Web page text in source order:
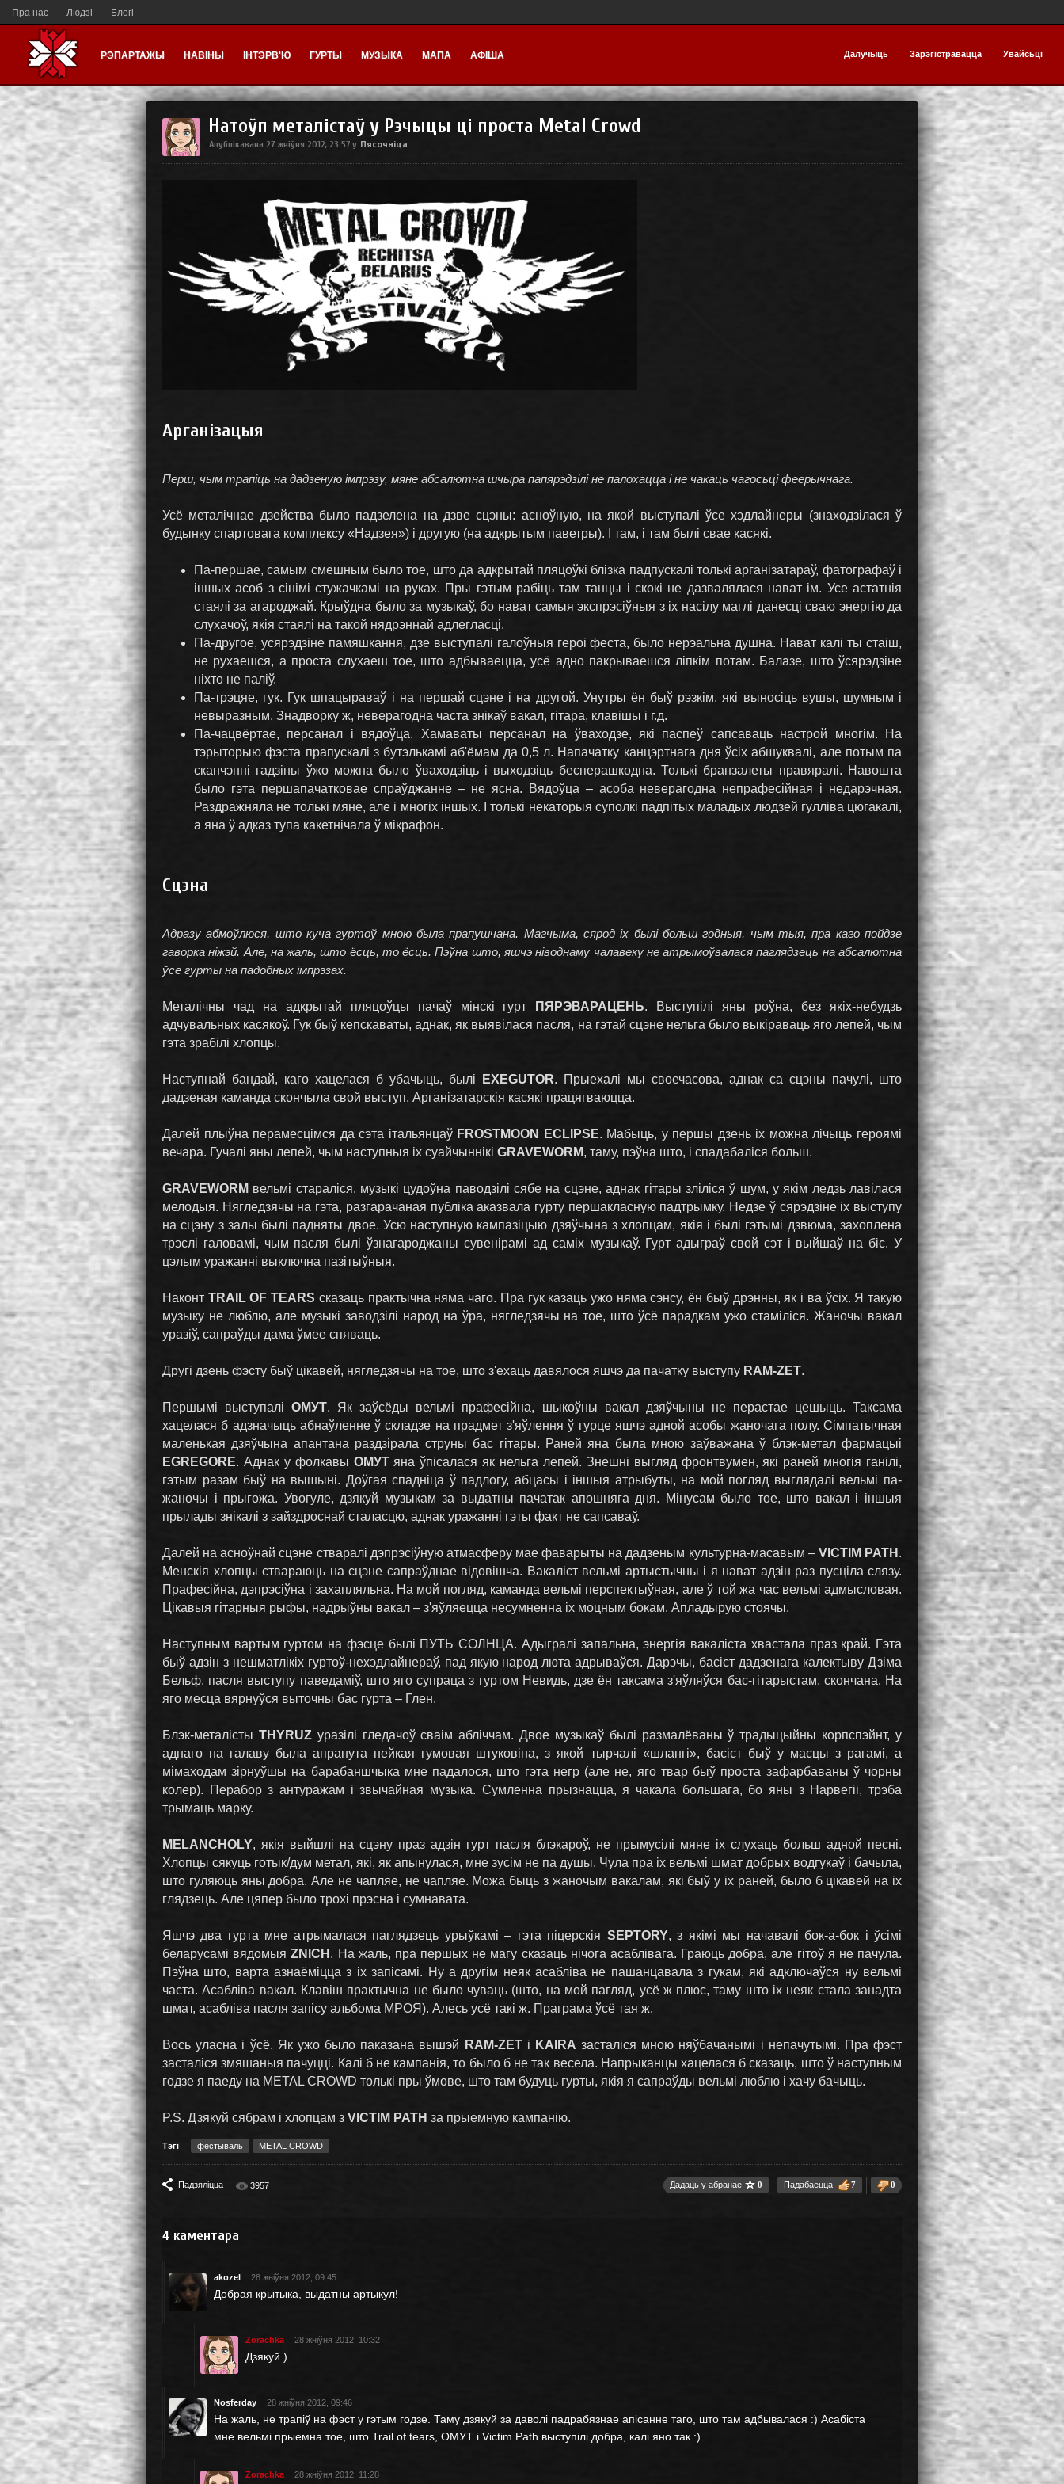
Пра нас Людзі Блогі
Далучыць Зарэгістравацца Увайсьці
РЭПАРТАЖЫ НАВІНЫ ІНТЭРВ'Ю ГУРТЫ МУЗЫКА МАПА АФІША
Натоўп металістаў у Рэчыцы ці проста Metal Crowd
Апублікавана 27 жніўня 2012, 23:57 у Пясочніца
Арганізацыя
Перш, чым трапіць на дадзеную імпрэзу, мяне абсалютна шчыра папярэдзілі не палохацца і не чакаць чагосьці феерычнага.
Усё металічнае дзейства было падзелена на дзве сцэны: асноўную, на якой выступалі ўсе хэдлайнеры (знаходзілася ў
будынку спартовага комплексу «Надзея») і другую (на адкрытым паветры). І там, і там былі свае касякі.
Па-першае, самым смешным было тое, што да адкрытай пляцоўкі блізка падпускалі толькі арганізатараў, фатографаў і
іншых асоб з сінімі стужачкамі на руках. Пры гэтым рабіць там танцы і скокі не дазвалялася нават ім. Усе астатнія
стаялі за агароджай. Крыўдна было за музыкаў, бо нават самыя экспрэсіўныя з іх насілу маглі данесці сваю энергію да
слухачоў, якія стаялі на такой нядрэннай адлегласці.
Па-другое, усярэдзіне памяшкання, дзе выступалі галоўныя героі феста, было нерэальна душна. Нават калі ты стаіш,
не рухаешся, а проста слухаеш тое, што адбываецца, усё адно пакрываешся ліпкім потам. Балазе, што ўсярэдзіне
ніхто не паліў.
Па-трэцяе, гук. Гук шпацыраваў і на першай сцэне і на другой. Унутры ён быў рэзкім, які выносіць вушы, шумным і
невыразным. Знадворку ж, неверагодна часта знікаў вакал, гітара, клавішы і г.д.
Па-чацвёртае, персанал і вядоўца. Хамаваты персанал на ўваходзе, які паспеў сапсаваць настрой многім. На
тэрыторыю фэста прапускалі з бутэлькамі аб'ёмам да 0,5 л. Напачатку канцэртнага дня ўсіх абшуквалі, але потым па
сканчэнні гадзіны ўжо можна было ўваходзіць і выходзіць бесперашкодна. Толькі бранзалеты правяралі. Навошта
было гэта першапачатковае спраўджанне – не ясна. Вядоўца – асоба неверагодна непрафесійная і недарэчная.
Раздражняла не толькі мяне, але і многіх іншых. І толькі некаторыя суполкі падпітых маладых людзей гулліва цюгакалі,
а яна ў адказ тупа какетнічала ў мікрафон.
Сцэна
Адразу абмоўлюся, што куча гуртоў мною была прапушчана. Магчыма, сярод іх былі больш годныя, чым тыя, пра каго пойдзе
гаворка ніжэй. Але, на жаль, што ёсць, то ёсць. Пэўна што, яшчэ ніводнаму чалавеку не атрымоўвалася паглядзець на абсалютна
ўсе гурты на падобных імпрэзах.
Металічны чад на адкрытай пляцоўцы пачаў мінскі гурт ПЯРЭВАРАЦЕНЬ. Выступілі яны роўна, без якіх-небудзь
адчувальных касякоў. Гук быў кепскаваты, аднак, як выявілася пасля, на гэтай сцэне нельга было выкіраваць яго лепей, чым
гэта зрабілі хлопцы.
Наступнай бандай, каго хацелася б убачыць, былі EXEGUTOR. Прыехалі мы своечасова, аднак са сцэны пачулі, што
дадзеная каманда скончыла свой выступ. Арганізатарскія касякі працягваюцца.
Далей плыўна перамесцімся да сэта італьянцаў FROSTMOON ECLIPSE. Мабыць, у першы дзень іх можна лічыць героямі
вечара. Гучалі яны лепей, чым наступныя іх суайчыннікі GRAVEWORM, таму, пэўна што, і спадабаліся больш.
GRAVEWORM вельмі стараліся, музыкі цудоўна паводзілі сябе на сцэне, аднак гітары зліліся ў шум, у якім ледзь лавілася
мелодыя. Нягледзячы на гэта, разгарачаная публіка аказвала гурту першакласную падтрымку. Недзе ў сярэдзіне іх выступу
на сцэну з залы былі падняты двое. Усю наступную кампазіцыю дзяўчына з хлопцам, якія і былі гэтымі дзвюма, захоплена
трэслі галовамі, чым пасля былі ўзнагароджаны сувенірамі ад саміх музыкаў. Гурт адыграў свой сэт і выйшаў на біс. У
цэлым уражанні выключна пазітыўныя.
Наконт TRAIL OF TEARS сказаць практычна няма чаго. Пра гук казаць ужо няма сэнсу, ён быў дрэнны, як і ва ўсіх. Я такую
музыку не люблю, але музыкі заводзілі народ на ўра, нягледзячы на тое, што ўсё парадкам ужо стаміліся. Жаночы вакал
уразіў, сапраўды дама ўмее спяваць.
Другі дзень фэсту быў цікавей, нягледзячы на тое, што з'ехаць давялося яшчэ да пачатку выступу RAM-ZET.
Першымі выступаліОМУТ. Як заўсёды вельмі прафесійна, шыкоўны вакал дзяўчыны не перастае цешыць. Таксама
хацелася б адзначыць абнаўленне ў складзе на прадмет з'яўлення ў гурце яшчэ адной асобы жаночага полу. Сімпатычная
маленькая дзяўчына апантана раздзірала струны бас гітары. Раней яна была мною заўважана ў блэк-метал фармацыі
EGREGORE. Аднак у фолкавы ОМУТяна ўпісалася як нельга лепей. Знешні выгляд фронтвумен, які раней многія ганілі,
гэтым разам быў на вышыні. Доўгая спадніца ў падлогу, абцасы і іншыя атрыбуты, на мой погляд выглядалі вельмі па-
жаночы і прыгожа. Увогуле, дзякуй музыкам за выдатны пачатак апошняга дня. Мінусам было тое, што вакал і іншыя
прылады знікалі з зайздроснай сталасцю, аднак уражанні гэты факт не сапсаваў.
Далей на асноўнай сцэне стваралі дэпрэсіўную атмасферу мае фаварыты на дадзеным культурна-масавым – VICTIM PATH .
Менскія хлопцы ствараюць на сцэне сапраўднае відовішча. Вакаліст вельмі артыстычны і я нават адзін раз пусціла слязу.
Прафесійна, дэпрэсіўна і захапляльна. На мой погляд, каманда вельмі перспектыўная, але ў той жа час вельмі адмысловая.
Цікавыя гітарныя рыфы, надрыўны вакал – з'яўляецца несумненна іх моцным бокам. Апладырую стоячы.
Наступным вартым гуртом на фэсце былі ПУТЬ СОЛНЦА. Адыгралі запальна, энергія вакаліста хвастала праз край. Гэта
быў адзін з нешматлікіх гуртоў-нехэдлайнераў, пад якую народ люта адрываўся. Дарэчы, басіст дадзенага калектыву Дзіма
Бельф, пасля выступу паведаміў, што яго супраца з гуртом Невидь, дзе ён таксама з'яўляўся бас-гітарыстам, скончана. На
яго месца вярнуўся выточны бас гурта – Глен.
Блэк-металісты THYRUZуразілі гледачоў сваім абліччам. Двое музыкаў былі размалёваны ў традыцыйны корпспэйнт, у
аднаго на галаву была апранута нейкая гумовая штуковіна, з якой тырчалі «шлангі», басіст быў у масцы з рагамі, а
мімаходам зірнуўшы на барабаншчыка мне падалося, што гэта негр (але не, яго твар быў проста зафарбаваны ў чорны
колер). Перабор з антуражам і звычайная музыка. Сумленна прызнацца, я чакала большага, бо яны з Нарвегіі, трэба
трымаць марку.
MELANCHOLY, якія выйшлі на сцэну праз адзін гурт пасля блэкароў, не прымусілі мяне іх слухаць больш адной песні.
Хлопцы сякуць готык/дум метал, які, як апынулася, мне зусім не па душы. Чула пра іх вельмі шмат добрых водгукаў і бачыла,
што гуляюць яны добра. Але не чапляе, не чапляе. Можа быць з жаночым вакалам, які быў у іх раней, было б цікавей на іх
глядзець. Але цяпер было трохі прэсна і сумнавата.
Яшчэ два гурта мне атрымалася паглядзець урыўкамі – гэта піцерскія SEPTORY, з якімі мы начавалі бок-а-бок і ўсімі
беларусамі вядомыяZNICH . На жаль, пра першых не магу сказаць нічога асаблівага. Граюць добра, але гітоў я не пачула.
Пэўна што, варта азнаёміцца з іх запісамі. Ну а другім неяк асабліва не пашанцавала з гукам, які адключаўся ну вельмі
часта. Асабліва вакал. Клавіш практычна не было чуваць (што, на мой пагляд, усё ж плюс, таму што іх неяк стала занадта
шмат, асабліва пасля запісу альбома МРОЯ). Алесь усё такі ж. Праграма ўсё тая ж.
Вось уласна і ўсё. Як ужо было паказана вышэй RAM-ZETі KAIRA засталіся мною няўбачанымі і непачутымі. Пра фэст
засталіся змяшаныя пачуцці. Калі б не кампанія, то было б не так весела. Напрыканцы хацелася б сказаць, што ў наступным
годзе я паеду на METAL CROWD толькі пры ўмове, што там будуць гурты, якія я сапраўды вельмі люблю і хачу бачыць.
P.S. Дзякуй сябрам і хлопцам з VICTIM PATH за прыемную кампанію.
Тэгі фестываль METAL CROWD
Падзяліцца 3957 Дадаць у абранае 0 Падабаецца 7 0
4 каментара
akozel 28 жніўня 2012, 09:45
Добрая крытыка, выдатны артыкул!
Zorachka 28 жніўня 2012, 10:32
Дзякуй )
Nosferday 28 жніўня 2012, 09:46
На жаль, не трапіў на фэст у гэтым годзе. Таму дзякуй за даволі падрабязнае апісанне таго, што там адбывалася :) Асабіста
мне вельмі прыемна тое, што Trail of tears, ОМУТ і Victim Path выступілі добра, калі яно так :)
Zorachka 28 жніўня 2012, 11:28